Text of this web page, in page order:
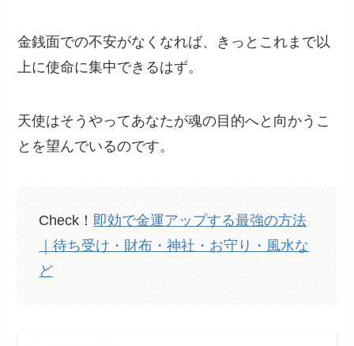
金銭面での不安がなくなれば、きっとこれまで以
上に使命に集中できるはず。
天使はそうやってあなたが魂の目的へと向かうこ
とを望んでいるのです。
Check！ 即効で金運アップする最強の方法
｜待ち受け・財布・神社・お守り・風水な
ど